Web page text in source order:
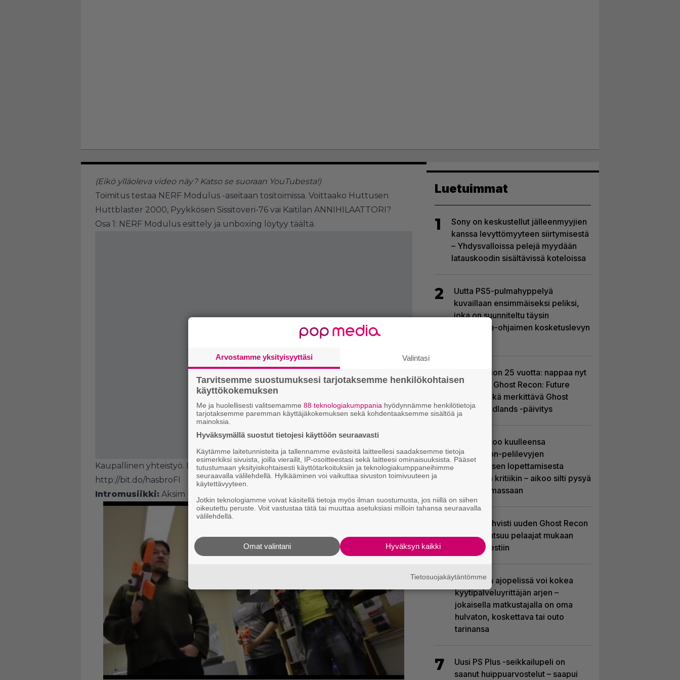
(Eikö ylläoleva video näy? Katso se suoraan YouTubesta!)
Toimitus testaa NERF Modulus -aseitaan tositoimissa. Voittaako Huttusen
Huttblaster 2000, Pyykkösen Sissitoveri-76 vai Kaitilan ANNIHILAATTORI?
Osa 1: NERF Modulus esittely ja unboxing löytyy täältä.
Kaupallinen yhteistyö. Lisää infoa NERF Moduluksesta löytyy täältä:
http://bit.do/hasbroFI
Intromusiikki: Aksim
Luetuimmat
1
Sony on keskustellut jälleenmyyjien
kanssa levyttömyyteen siirtymisestä
– Yhdysvalloissa pelejä myydään
latauskoodin sisältävissä koteloissa
2
Uutta PS5-pulmahyppelyä
kuvaillaan ensimmäiseksi peliksi,
joka on suunniteltu täysin
DualSense-ohjaimen kosketuslevyn
3
Ghost Recon 25 vuotta: nappaa nyt
ilmaiseksi Ghost Recon: Future
Soldier sekä merkittävä Ghost
Recon Wildlands -päivitys
Sony kertoo kuulleensa
PlayStation-pelilevyjen
valmistuksen lopettamisesta
nousseen kritiikin – aikoo silti pysyä
suunnitelmassaan
Ubisoft vahvisti uuden Ghost Recon
-pelin – kutsuu pelaajat mukaan
ennakkotestiin
6
Tulevassa ajopelissä voi kokea
kyytipalveluyrittäjän arjen –
jokaisella matkustajalla on oma
hulvaton, koskettava tai outo
tarinansa
7
Uusi PS Plus -seikkailupeli on
saanut huippuarvostelut – saapui
Arvostamme yksityisyyttäsi Valintasi
Tarvitsemme suostumuksesi tarjotaksemme henkilökohtaisen
käyttökokemuksen
Me ja huolellisesti valitsemamme 88 teknologiakumppania hyödynnämme henkilötietoja
tarjotaksemme paremman käyttäjäkokemuksen sekä kohdentaaksemme sisältöä ja
mainoksia.
Hyväksymällä suostut tietojesi käyttöön seuraavasti
Käytämme laitetunnisteita ja tallennamme evästeitä laitteellesi saadaksemme tietoja
esimerkiksi sivuista, joilla vierailit, IP-osoitteestasi sekä laitteesi ominaisuuksista. Pääset
tutustumaan yksityiskohtaisesti käyttötarkoituksiin ja teknologiakumppaneihimme
seuraavalla välilehdellä. Hylkääminen voi vaikuttaa sivuston toimivuuteen ja
käytettävyyteen.
Jotkin teknologiamme voivat käsitellä tietoja myös ilman suostumusta, jos niillä on siihen
oikeutettu peruste. Voit vastustaa tätä tai muuttaa asetuksiasi milloin tahansa seuraavalla
välilehdellä.
Hyväksyn kaikki
Omat valintani
Tietosuojakäytäntömme